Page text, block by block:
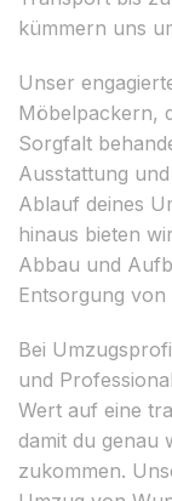
kümmern uns
Unser
Möbelpackern,
Sorgfalt
Ausstattung
Ablauf deines
hinaus bieten
Abbau und
Entsorgung von
Bei
und
Wert auf eine
damit du genau
zukommen.